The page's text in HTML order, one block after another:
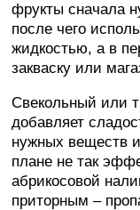
фрукты сначала
после чего
жидкостью, а в
закваску или
Свекольный или
добавляет
нужных веществ
плане не так
абрикосовой
приторным –